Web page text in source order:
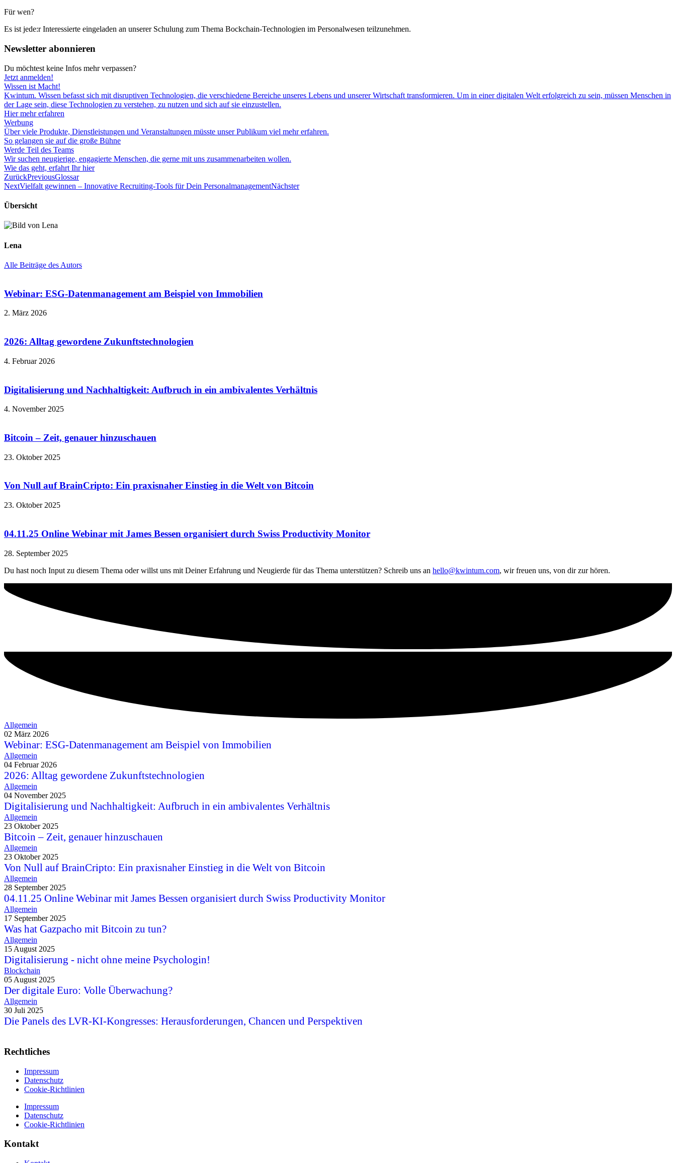
Für wen?
Es ist jede:r Interessierte eingeladen an unserer Schulung zum Thema Bockchain-Technologien im Personalwesen teilzunehmen.
Newsletter abonnieren
Du möchtest keine Infos mehr verpassen?
Jetzt anmelden!
Wissen ist Macht!
Kwintum. Wissen befasst sich mit disruptiven Technologien, die verschiedene Bereiche unseres Lebens und unserer Wirtschaft transformieren. Um in einer digitalen Welt erfolgreich zu sein, müssen Menschen in
der Lage sein, diese Technologien zu verstehen, zu nutzen und sich auf sie einzustellen.
Hier mehr erfahren
Werbung
Über viele Produkte, Dienstleistungen und Veranstaltungen müsste unser Publikum viel mehr erfahren.
So gelangen sie auf die große Bühne
Werde Teil des Teams
Wir suchen neugierige, engagierte Menschen, die gerne mit uns zusammenarbeiten wollen.
Wie das geht, erfahrt Ihr hier
ZurückPreviousGlossar
NextVielfalt gewinnen – Innovative Recruiting-Tools für Dein PersonalmanagementNächster
Übersicht
Lena
Alle Beiträge des Autors
Webinar: ESG-Datenmanagement am Beispiel von Immobilien
2. März 2026
2026: Alltag gewordene Zukunftstechnologien
4. Februar 2026
Digitalisierung und Nachhaltigkeit: Aufbruch in ein ambivalentes Verhältnis
4. November 2025
Bitcoin – Zeit, genauer hinzuschauen
23. Oktober 2025
Von Null auf BrainCripto: Ein praxisnaher Einstieg in die Welt von Bitcoin
23. Oktober 2025
04.11.25 Online Webinar mit James Bessen organisiert durch Swiss Productivity Monitor
28. September 2025
Du hast noch Input zu diesem Thema oder willst uns mit Deiner Erfahrung und Neugierde für das Thema unterstützen? Schreib uns an hello@kwintum.com, wir freuen uns, von dir zur hören.
Allgemein
02 März 2026
Webinar: ESG-Datenmanagement am Beispiel von Immobilien
Allgemein
04 Februar 2026
2026: Alltag gewordene Zukunftstechnologien
Allgemein
04 November 2025
Digitalisierung und Nachhaltigkeit: Aufbruch in ein ambivalentes Verhältnis
Allgemein
23 Oktober 2025
Bitcoin – Zeit, genauer hinzuschauen
Allgemein
23 Oktober 2025
Von Null auf BrainCripto: Ein praxisnaher Einstieg in die Welt von Bitcoin
Allgemein
28 September 2025
04.11.25 Online Webinar mit James Bessen organisiert durch Swiss Productivity Monitor
Allgemein
17 September 2025
Was hat Gazpacho mit Bitcoin zu tun?
Allgemein
15 August 2025
Digitalisierung - nicht ohne meine Psychologin!
Blockchain
05 August 2025
Der digitale Euro: Volle Überwachung?
Allgemein
30 Juli 2025
Die Panels des LVR-KI-Kongresses: Herausforderungen, Chancen und Perspektiven
Rechtliches
Impressum
Datenschutz
Cookie-Richtlinien
Impressum
Datenschutz
Cookie-Richtlinien
Kontakt